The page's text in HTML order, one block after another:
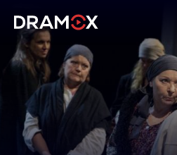
Dárkové poukazy
Registrujte se